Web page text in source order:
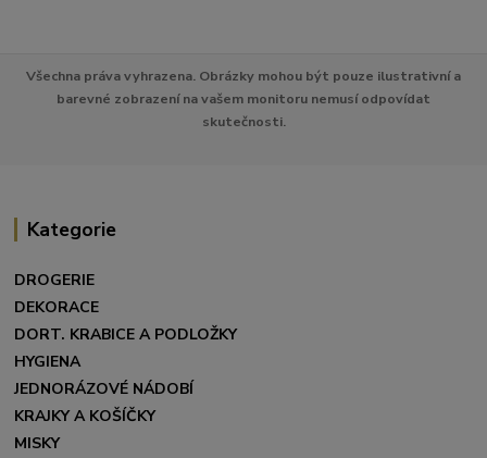
Všechna práva vyhrazena. Obrázky mohou být pouze ilustrativní a
barevné zobrazení na vašem monitoru nemusí odpovídat
skutečnosti.
Kategorie
DROGERIE
DEKORACE
DORT. KRABICE A PODLOŽKY
HYGIENA
JEDNORÁZOVÉ NÁDOBÍ
KRAJKY A KOŠÍČKY
MISKY